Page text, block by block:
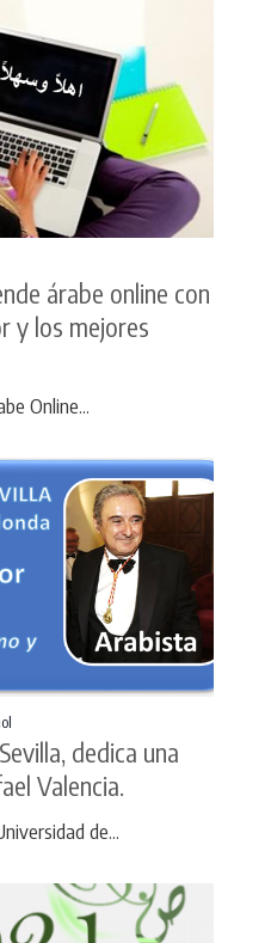
árabe online con
y los mejores
Online...
dedica una
Valencia.
de...